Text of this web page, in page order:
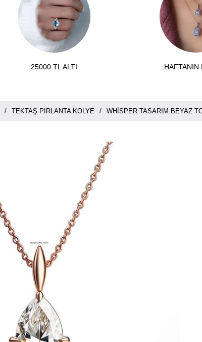
25000 TL ALTI HAFTANIN
TEKTAŞ PIRLANTA KOLYE WHISPER TASARIM BEYAZ